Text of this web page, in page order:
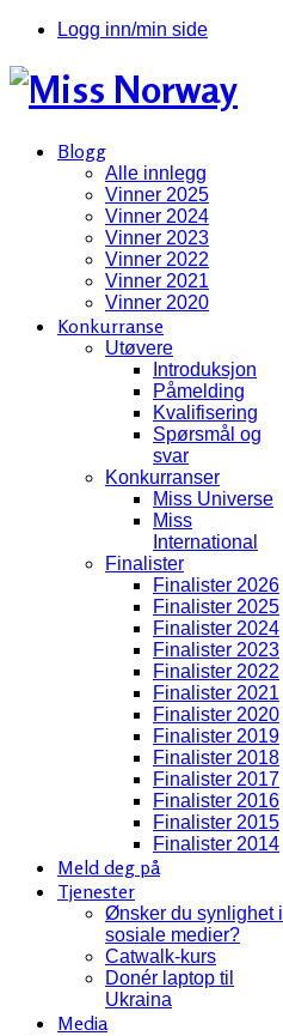
Logg inn/min side
Blogg
Alle innlegg
Vinner 2025
Vinner 2024
Vinner 2023
Vinner 2022
Vinner 2021
Vinner 2020
Konkurranse
Utøvere
Introduksjon
Påmelding
Kvalifisering
Spørsmål og
svar
Konkurranser
Miss Universe
Miss
International
Finalister
Finalister 2026
Finalister 2025
Finalister 2024
Finalister 2023
Finalister 2022
Finalister 2021
Finalister 2020
Finalister 2019
Finalister 2018
Finalister 2017
Finalister 2016
Finalister 2015
Finalister 2014
Meld deg på
Tjenester
Ønsker du synlighet i
sosiale medier?
Catwalk-kurs
Donér laptop til
Ukraina
Media